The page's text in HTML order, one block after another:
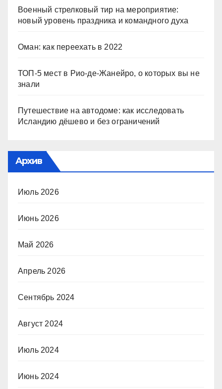
Военный стрелковый тир на мероприятие:
новый уровень праздника и командного духа
Оман: как переехать в 2022
ТОП-5 мест в Рио-де-Жанейро, о которых вы не
знали
Путешествие на автодоме: как исследовать
Исландию дёшево и без ограничений
Архив
Июль 2026
Июнь 2026
Май 2026
Апрель 2026
Сентябрь 2024
Август 2024
Июль 2024
Июнь 2024